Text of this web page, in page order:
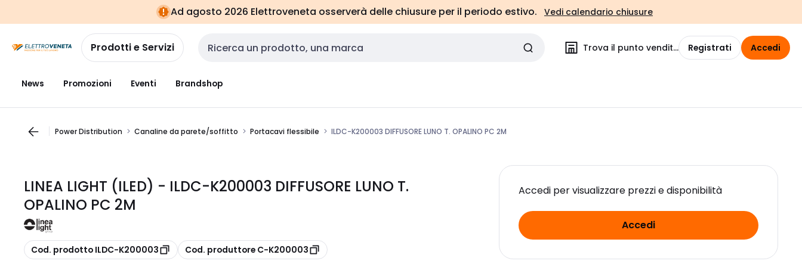
navigazionealla
pagina
Ad agosto 2026 Elettroveneta osserverà delle chiusure per il periodo estivo. Vedi calendario chiusure
Prodotti e Servizi Cerca input Trova il punto vendita Registrati Accedi
News Promozioni Eventi Brandshop
Power Distribution Canaline da parete/soffitto Portacavi flessibile ILDC-K200003 DIFFUSORE LUNO T. OPALINO PC 2M
LINEA LIGHT (ILED) - ILDC-K200003 DIFFUSORE LUNO T.
OPALINO PC 2M
copia
Cod. prodotto ILDC-K200003 copia
Cod. produttore C-K200003
Accedi per visualizzare prezzi e disponibilità
Accedi